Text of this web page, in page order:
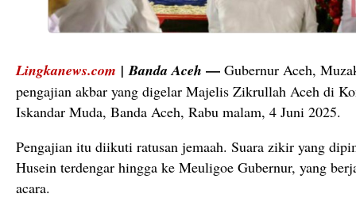
Lingkanews.com |Banda Aceh — Gubernur Aceh,
pengajian akbar yang digelar Majelis Zikrullah Aceh di
Iskandar Muda, Banda Aceh, Rabu malam, 4 Juni 2025.
Pengajian itu diikuti ratusan jemaah. Suara zikir yang
Husein terdengar hingga ke Meuligoe Gubernur, yang
acara.